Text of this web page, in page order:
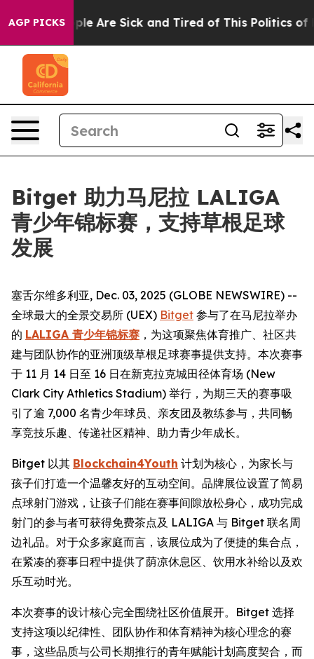
AGP PICKS
“People Are Sick and Tired of This Politics of
Bitget 助力马尼拉 LALIGA
青少年锦标赛，支持草根足球
发展
塞舌尔维多利亚, Dec. 03, 2025 (GLOBE NEWSWIRE) --
全球最大的全景交易所 (UEX) Bitget 参与了在马尼拉举办
的 LALIGA 青少年锦标赛 ，为这项聚焦体育推广、社区共
建与团队协作的亚洲顶级草根足球赛事提供支持。本次赛事
于 11 月 14 日至 16 日在新克拉克城田径体育场 (New
Clark City Athletics Stadium) 举行，为期三天的赛事吸
引了逾 7,000 名青少年球员、亲友团及教练参与，共同畅
享竞技乐趣、传递社区精神、助力青少年成长。
Bitget 以其 Blockchain4Youth 计划为核心，为家长与
孩子们打造一个温馨友好的互动空间。品牌展位设置了简易
点球射门游戏，让孩子们能在赛事间隙放松身心，成功完成
射门的参与者可获得免费茶点及 LALIGA 与 Bitget 联名周
边礼品。对于众多家庭而言，该展位成为了便捷的集合点，
在紧凑的赛事日程中提供了荫凉休息区、饮用水补给以及欢
乐互动时光。
本次赛事的设计核心完全围绕社区价值展开。Bitget 选择
支持这项以纪律性、团队协作和体育精神为核心理念的赛
事，这些品质与公司长期推行的青年赋能计划高度契合，而